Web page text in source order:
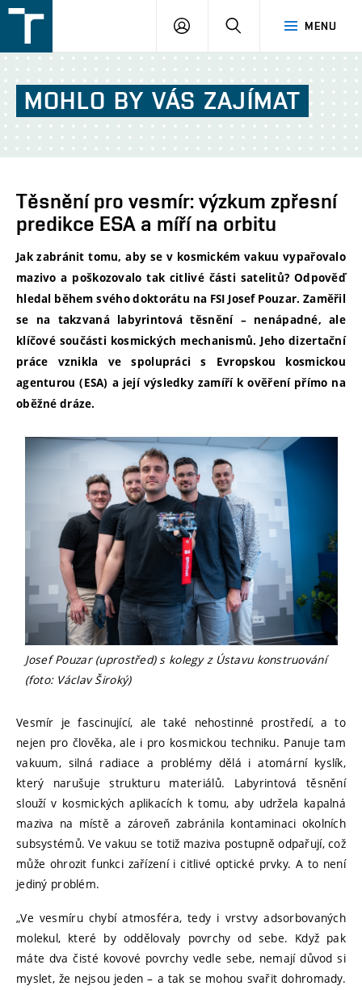
v
Brně
MENU
PŘIHLÁŠENÍ
MOHLO BY VÁS ZAJÍMAT
Těsnění pro vesmír: výzkum zpřesní
predikce ESA a míří na orbitu
Jak zabránit tomu, aby se v kosmickém vakuu vypařovalo
mazivo a poškozovalo tak citlivé části satelitů? Odpověď
hledal během svého doktorátu na FSI Josef Pouzar. Zaměřil
se na takzvaná labyrintová těsnění – nenápadné, ale
klíčové součásti kosmických mechanismů. Jeho dizertační
práce vznikla ve spolupráci s Evropskou kosmickou
agenturou (ESA) a její výsledky zamíří k ověření přímo na
oběžné dráze.
Josef Pouzar (uprostřed) s kolegy z Ústavu konstruování
(foto: Václav Široký)
Vesmír je fascinující, ale také nehostinné prostředí, a to
nejen pro člověka, ale i pro kosmickou techniku. Panuje tam
vakuum, silná radiace a problémy dělá i atomární kyslík,
který narušuje strukturu materiálů. Labyrintová těsnění
slouží v kosmických aplikacích k tomu, aby udržela kapalná
maziva na místě a zároveň zabránila kontaminaci okolních
subsystémů. Ve vakuu se totiž maziva postupně odpařují, což
může ohrozit funkci zařízení i citlivé optické prvky. A to není
jediný problém.
„Ve vesmíru chybí atmosféra, tedy i vrstvy adsorbovaných
molekul, které by oddělovaly povrchy od sebe. Když pak
máte dva čisté kovové povrchy vedle sebe, nemají důvod si
myslet, že nejsou jeden – a tak se mohou svařit dohromady.